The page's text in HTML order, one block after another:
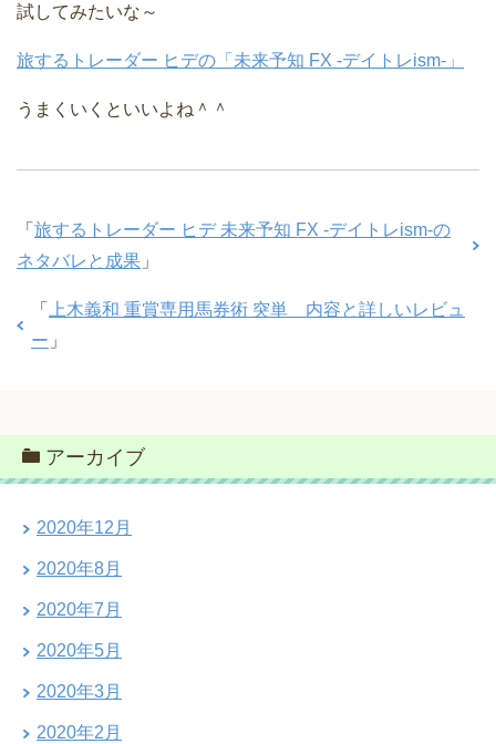
試してみたいな～
旅するトレーダー ヒデの「未来予知 FX -デイトレism-」
うまくいくといいよね＾＾
「 旅するトレーダー ヒデ 未来予知 FX -デイトレism-の
ネタバレと成果 」
「
上木義和 重賞専用馬券術 突単 内容と詳しいレビュ
ー 」
アーカイブ
2020年12月
2020年8月
2020年7月
2020年5月
2020年3月
2020年2月